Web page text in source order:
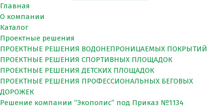
Главная
О компании
Каталог
Проектные решения
ПРОЕКТНЫЕ РЕШЕНИЯ ВОДОНЕПРОНИЦАЕМЫХ ПОКРЫТИЙ
ПРОЕКТНЫЕ РЕШЕНИЯ СПОРТИВНЫХ ПЛОЩАДОК
ПРОЕКТНЫЕ РЕШЕНИЯ ДЕТСКИХ ПЛОЩАДОК
ПРОЕКТНЫЕ РЕШЕНИЯ ПРОФЕССИОНАЛЬНЫХ БЕГОВЫХ
ДОРОЖЕК
Решение компании “Экополис” под Приказ №1134